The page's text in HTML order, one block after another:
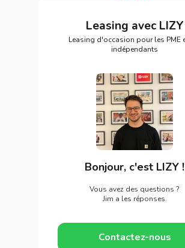
Leasing avec LIZY
Leasing d'occasion pour les PME
indépendants
Bonjour, c'est LIZY !
Vous avez des questions ?
Jim a les réponses.
Contactez-nous